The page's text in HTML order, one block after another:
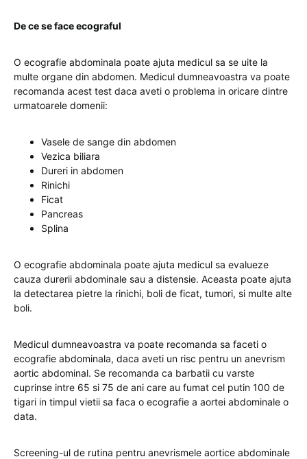
De ce se face ecograful
O ecografie abdominala poate ajuta medicul sa se uite la
multe organe din abdomen. Medicul dumneavoastra va poate
recomanda acest test daca aveti o problema in oricare dintre
urmatoarele domenii:
Vasele de sange din abdomen
Vezica biliara
Dureri in abdomen
Rinichi
Ficat
Pancreas
Splina
O ecografie abdominala poate ajuta medicul sa evalueze
cauza durerii abdominale sau a distensie. Aceasta poate ajuta
la detectarea pietre la rinichi, boli de ficat, tumori, si multe alte
boli.
Medicul dumneavoastra va poate recomanda sa faceti o
ecografie abdominala, daca aveti un risc pentru un anevrism
aortic abdominal. Se recomanda ca barbatii cu varste
cuprinse intre 65 si 75 de ani care au fumat cel putin 100 de
tigari in timpul vietii sa faca o ecografie a aortei abdominale o
data.
Screening-ul de rutina pentru anevrismele aortice abdominale